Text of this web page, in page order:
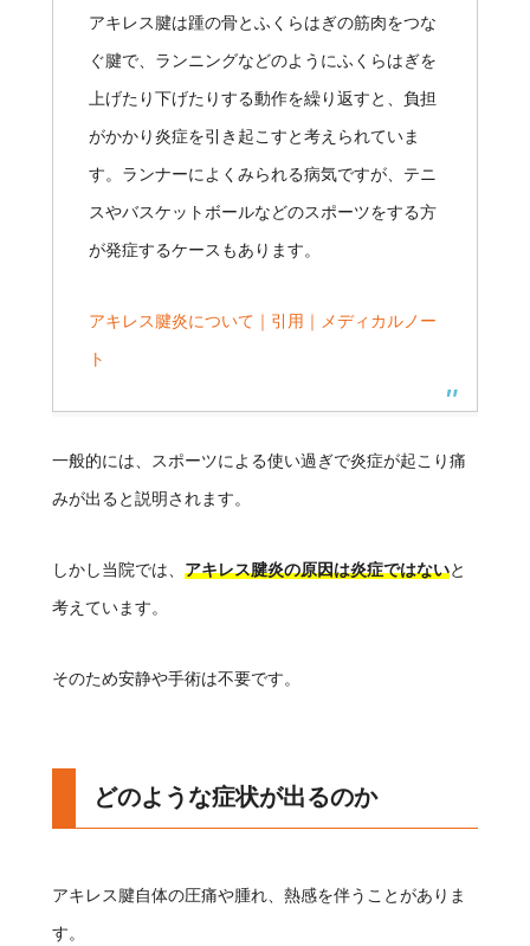
アキレス腱は踵の骨とふくらはぎの筋肉をつな
ぐ腱で、ランニングなどのようにふくらはぎを
上げたり下げたりする動作を繰り返すと、負担
がかかり炎症を引き起こすと考えられていま
す。ランナーによくみられる病気ですが、テニ
スやバスケットボールなどのスポーツをする方
が発症するケースもあります。
アキレス腱炎について｜引用｜メディカルノー
ト
一般的には、スポーツによる使い過ぎで炎症が起こり痛
みが出ると説明されます。
しかし当院では、アキレス腱炎の原因は炎症ではないと
考えています。
そのため安静や手術は不要です。
どのような症状が出るのか
アキレス腱自体の圧痛や腫れ、熱感を伴うことがありま
す。